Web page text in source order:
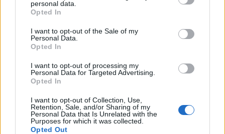
grant or deny consent to Google and its third-party tags to
use your data for below specified purposes in below Google
consent section.
personal data.
Opted In
I want to opt-out of the Sale of my
Personal Data.
Opted In
I want to opt-out of processing my
Personal Data for Targeted Advertising.
Opted In
I want to opt-out of Collection, Use,
Retention, Sale, and/or Sharing of my
Personal Data that Is Unrelated with the
Purposes for which it was collected.
Opted Out
οι κανόνες δεν είναι ίδιοι για όλους